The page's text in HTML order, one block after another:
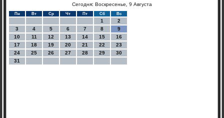
Сегодня: Воскресенье, 9 Августа
Пн Вт Ср Чт Пт Сб Вс
1
2
3
4 5 6 7 8
9
10
11 12 13 14 15
16
17
18 19 20 21 22
23
24
25 26 27 28 29
30
31